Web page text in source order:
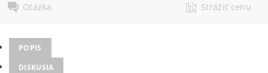
Otázka
Strážiť cenu
POPIS
DISKUSIA